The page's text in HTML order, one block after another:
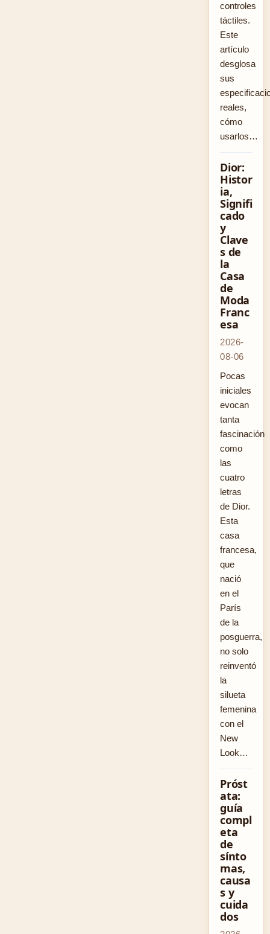
controles
táctiles.
Este
artículo
desglosa
sus
reales,
cómo
usarlos…
Dior:
Histor
ia,
Signifi
cado
y
Clave
s de
la
Casa
de
Moda
Franc
esa
2026-
08-06
Pocas
iniciales
evocan
tanta
fascinación
como
las
cuatro
letras
de Dior.
Esta
casa
francesa,
que
nació
en el
París
de la
posguerra,
no solo
reinventó
la
silueta
femenina
con el
New
Look…
Próst
ata:
guía
compl
eta
de
sínto
mas,
causa
s y
cuida
dos